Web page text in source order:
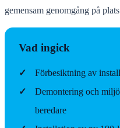
gemensam genomgång på
Vad ingick
✓
Förbesiktning av
✓
Demontering och
beredare